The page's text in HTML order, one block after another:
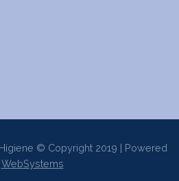
© Copyright 2019 | Powered
WebSystems